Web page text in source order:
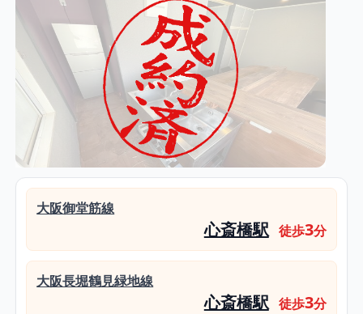
大阪御堂筋線
心斎橋駅 徒歩3分
大阪長堀鶴見緑地線
心斎橋駅 徒歩3分